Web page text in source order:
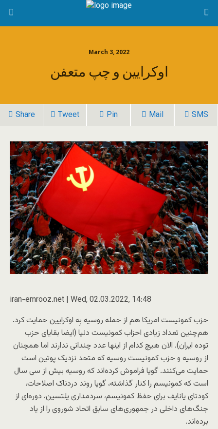
March 3, 2022
اوکرایین و چپ متعفن
Share Tweet Pin Mail SMS
iran-emrooz.net | Wed, 02.03.2022, 14:48
حزب کمونیست امریکا هم از حمله روسیه بِه اوکرایین حمایت کرد.
هم‌چنین تعداد زیادی احزاب کمونیست دنیا (ایضا بقایای حزب
توده ایران). الان هیچ کدام از اینها عدد چندانی ندارند اما همچنان
از روسیه و حزب کمونیست روسیه که متحد نزدیک پوتین است
حمایت می‌کنند. گویا فراموش کرده‌اند که روسیه بیش از سی سال
است که کمونیسم را کنار گذاشته، گویا روند دردناک اصلاحات،
کودتای یانایف برای حفظ کمونیسم، سردمداری یلتسین، دوره‌ای از
جنگ‌های داخلی در جمهوری‌های سابق اتحاد شوروی را از یاد
برده‌اند.